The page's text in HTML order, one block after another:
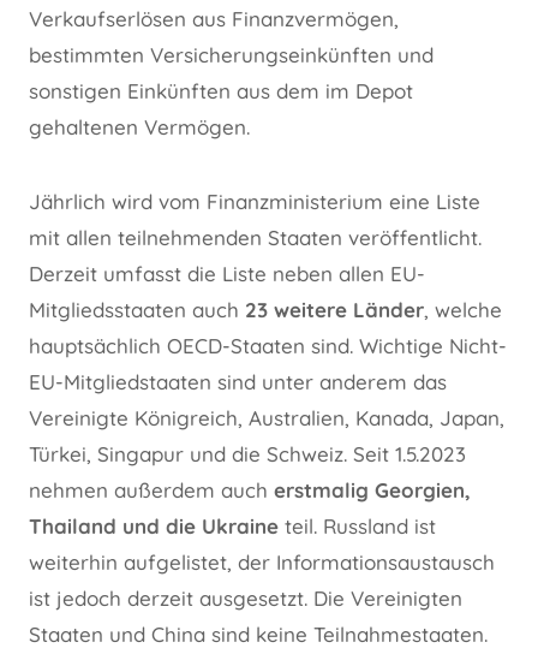
Verkaufserlösen aus Finanzvermögen,
bestimmten Versicherungseinkünften und
sonstigen Einkünften aus dem im Depot
gehaltenen Vermögen.
Jährlich wird vom Finanzministerium eine Liste
mit allen teilnehmenden Staaten veröffentlicht.
Derzeit umfasst die Liste neben allen EU-
Mitgliedsstaaten auch 23 weitere Länder, welche
hauptsächlich OECD-Staaten sind. Wichtige Nicht-
EU-Mitgliedstaaten sind unter anderem das
Vereinigte Königreich, Australien, Kanada, Japan,
Türkei, Singapur und die Schweiz. Seit 1.5.2023
nehmen außerdem auch erstmalig Georgien,
Thailand und die Ukraine teil. Russland ist
weiterhin aufgelistet, der Informationsaustausch
ist jedoch derzeit ausgesetzt. Die Vereinigten
Staaten und China sind keine Teilnahmestaaten.